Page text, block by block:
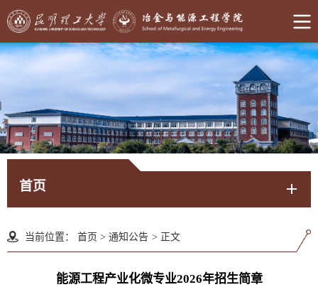
首页
当前位置： 首页 > 通知公告 > 正文
能源工程产业化微专业2026年招生简章